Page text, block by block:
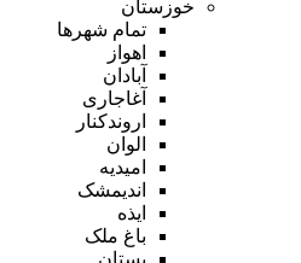
خوزستان
تمام شهر‌ها
اهواز
آبادان
آغاجاری
اروندکنار
الوان
امیدیه
اندیمشک
ایذه
باغ ملک
بستان